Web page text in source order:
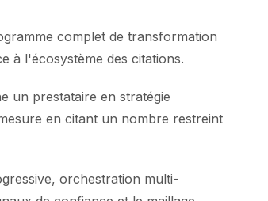
complet de transformation
à l'écosystème des citations.
un prestataire en stratégie
en citant un nombre restreint
orchestration multi-